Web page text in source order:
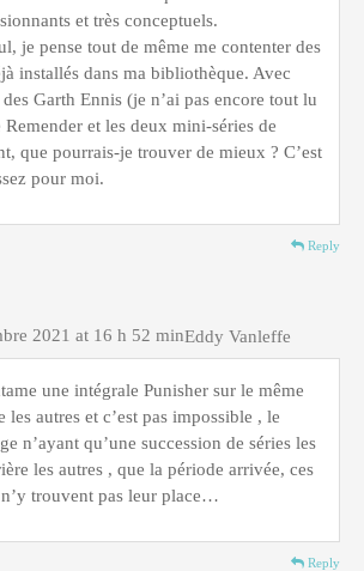
et très conceptuels.
je pense tout de même me contenter des
installés dans ma bibliothèque. Avec
Garth Ennis (je n’ai pas encore tout lu
et les deux mini-séries de
que pourrais-je trouver de mieux ? C’est
pour moi.
Reply
Eddy Vanleffe
2021 at 16 h 52 min
une intégrale Punisher sur le même
les autres et c’est pas impossible , le
n’ayant qu’une succession de séries les
les autres , que la période arrivée, ces
n’y trouvent pas leur place…
Reply